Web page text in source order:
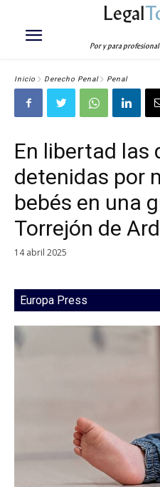
Legal
Por y para
Inicio Derecho Penal Penal
En libertad las
detenidas por
bebés en una
Torrejón de
14 abril 2025
Europa Press